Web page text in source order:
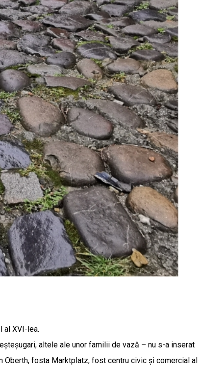
al XVI-lea.
altele ale unor familii de vază – nu s-a inserat
Oberth, fosta Marktplatz, fost centru civic și comercial al